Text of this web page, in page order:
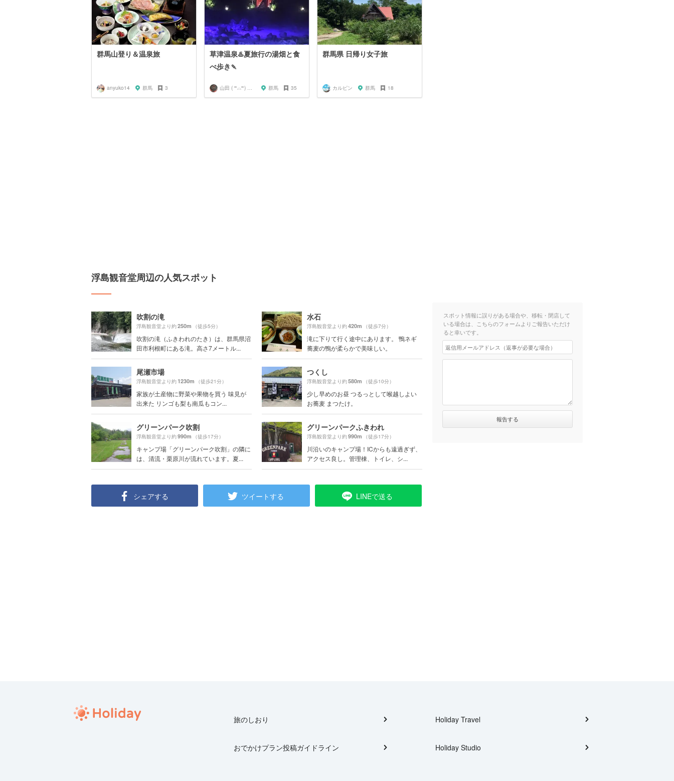
群馬山登り＆温泉旅
anyuko14 群馬 3
草津温泉♨️夏旅行の湯畑と食
べ歩き🍡
山田 ( ꒪⌓꒪) ストレンジ 群馬 35
群馬県 日帰り女子旅
カルピン 群馬 18
浮島観音堂周辺の人気スポット
吹割の滝
浮島観音堂より約250m （徒歩5分）
吹割の滝（ふきわれのたき）は、群馬県沼
田市利根町にある滝。高さ7メートル...
水石
浮島観音堂より約420m （徒歩7分）
滝に下りて行く途中にあります。 鴨ネギ
蕎麦の鴨が柔らかで美味しい。
尾瀬市場
浮島観音堂より約1230m （徒歩21分）
家族が土産物に野菜や果物を買う 味見が
出来た リンゴも梨も南瓜もコン...
つくし
浮島観音堂より約580m （徒歩10分）
少し早めのお昼 つるっとして喉越しよい
お蕎麦 まつたけ。
グリーンパーク吹割
浮島観音堂より約990m （徒歩17分）
キャンプ場「グリーンパーク吹割」の隣に
は、清流・栗原川が流れています。夏...
グリーンパークふきわれ
浮島観音堂より約990m （徒歩17分）
川沿いのキャンプ場！ICからも遠過ぎず、
アクセス良し。管理棟、トイレ、シ...
シェアする ツイートする LINEで送る
スポット情報に誤りがある場合や、移転・閉店して
いる場合は、こちらのフォームよりご報告いただけ
ると幸いです。
旅のしおり
おでかけプラン投稿ガイドライン
Holiday Travel
Holiday Studio